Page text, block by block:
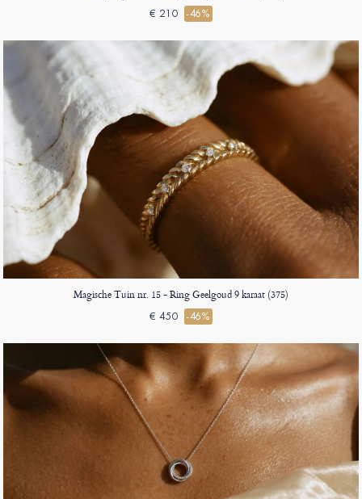
€ 210 -46%
Magische Tuin nr. 15 - Ring Geelgoud 9 karaat (375)
€ 450 -46%